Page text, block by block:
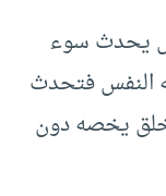
يحدث سوء
النفس فتحدث
يخصه دون